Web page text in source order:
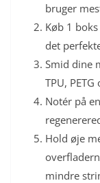
bruger
Køb 1
det
Smid dine
TPU,
Notér på
Hold øje
mindre